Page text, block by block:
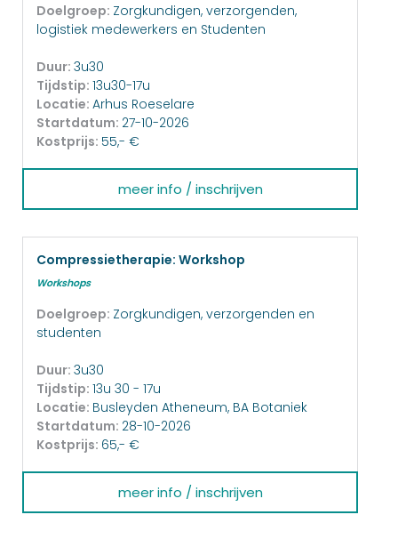
Doelgroep: Zorgkundigen, verzorgenden,
logistiek medewerkers en Studenten
Duur: 3u30
Tijdstip: 13u30-17u
Locatie: Arhus Roeselare
Startdatum: 27-10-2026
Kostprijs: 55,- €
meer info / inschrijven
Compressietherapie: Workshop
Workshops
Doelgroep: Zorgkundigen, verzorgenden en
studenten
Duur: 3u30
Tijdstip: 13u 30 - 17u
Locatie: Busleyden Atheneum, BA Botaniek
Startdatum: 28-10-2026
Kostprijs: 65,- €
meer info / inschrijven